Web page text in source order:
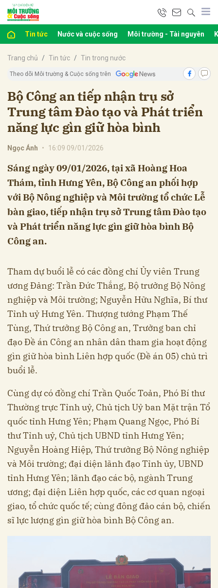
Tin tức Nước và cuộc sống Môi trường - Tài nguyên
Trang chủ Tin tức Tin trong nước
Theo dõi Môi trường & Cuộc sống trên
Bộ Công an tiếp nhận trụ sở
Trung tâm Đào tạo và Phát triển
năng lực gìn giữ hòa bình
Ngọc Ánh • 16:09 09/01/2026
Sáng ngày 09/01/2026, tại xã Hoàng Hoa
Thám, tỉnh Hưng Yên, Bộ Công an phối hợp
với Bộ Nông nghiệp và Môi trường tổ chức Lễ
bàn giao, tiếp nhận trụ sở Trung tâm Đào tạo
và Phát triển năng lực gìn giữ hòa bình Bộ
Công an.
Tham dự buổi lễ có các đồng chí Ủy viên Trung
ương Đảng: Trần Đức Thắng, Bộ trưởng Bộ Nông
nghiệp và Môi trường; Nguyễn Hữu Nghĩa, Bí thư
Tỉnh uỷ Hưng Yên. Thượng tướng Phạm Thế
Tùng, Thứ trưởng Bộ Công an, Trưởng ban chỉ
đạo Đề án Công an nhân dân tham gia hoạt động
gìn giữ hòa bình Liên hợp quốc (Đề án 05) chủ trì
buổi lễ.
Cùng dự có đồng chí Trần Quốc Toản, Phó Bí thư
Thường trực Tỉnh uỷ, Chủ tịch Uỷ ban Mặt trận Tổ
quốc tỉnh Hưng Yên; Phạm Quang Ngọc, Phó Bí
thư Tỉnh uỷ, Chủ tịch UBND tỉnh Hưng Yên;
Nguyễn Hoàng Hiệp, Thứ trưởng Bộ Nông nghiệp
và Môi trường; đại diện lãnh đạo Tỉnh ủy, UBND
tỉnh Hưng Yên; lãnh đạo các bộ, ngành Trung
ương; đại diện Liên hợp quốc, các cơ quan ngoại
giao, tổ chức quốc tế; cùng đông đảo cán bộ, chiến
sĩ lực lượng gìn giữ hòa bình Bộ Công an.